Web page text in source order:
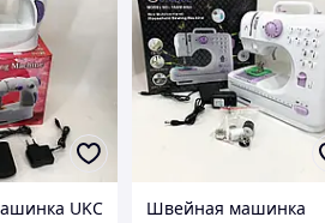
UKC
Швейная машинка